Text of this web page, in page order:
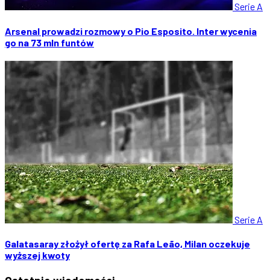
Serie A
Arsenal prowadzi rozmowy o Pio Esposito. Inter wycenia
go na 73 mln funtów
Serie A
Galatasaray złożył ofertę za Rafa Leão, Milan oczekuje
wyższej kwoty